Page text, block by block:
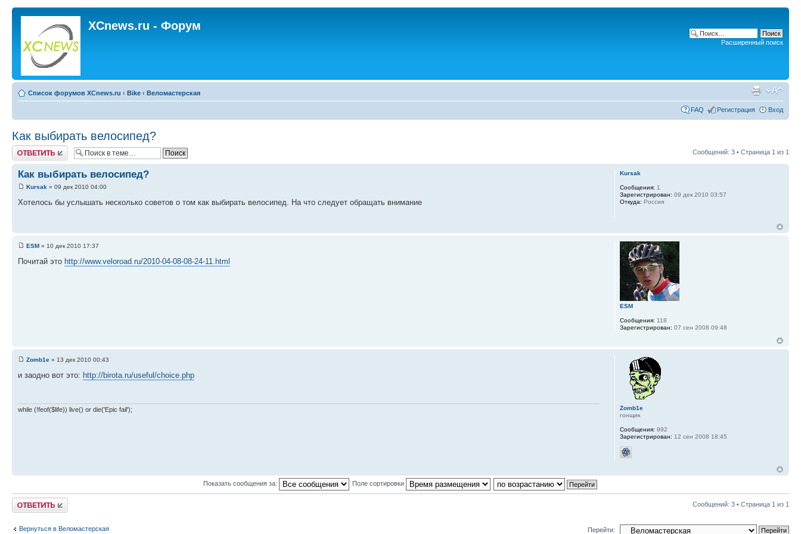
XCnews.ru - Форум
Расширенный поиск
Список форумов XCnews.ru ‹ Bike ‹ Веломастерская
FAQ Регистрация Вход
Как выбирать велосипед?
Ответить Сообщений: 3 • Страница 1 из 1
Как выбирать велосипед?
Kursak » 09 дек 2010 04:00
Хотелось бы услышать несколько советов о том как выбирать велосипед. На что следует обращать внимание
Kursak
Сообщения: 1
Зарегистрирован: 09 дек 2010 03:57
Откуда: Россия
ESM » 10 дек 2010 17:37
Почитай это http://www.veloroad.ru/2010-04-08-08-24-11.html
ESM
Сообщения: 118
Зарегистрирован: 07 сен 2008 09:48
Zomb1e » 13 дек 2010 00:43
и заодно вот это: http://birota.ru/useful/choice.php
while (!feof($life)) live() or die('Epic fail');
Zomb1e
гонщик
Сообщения: 992
Зарегистрирован: 12 сен 2008 18:45
Показать сообщения за: Поле сортировки
Ответить Сообщений: 3 • Страница 1 из 1
Вернуться в Веломастерская Перейти: